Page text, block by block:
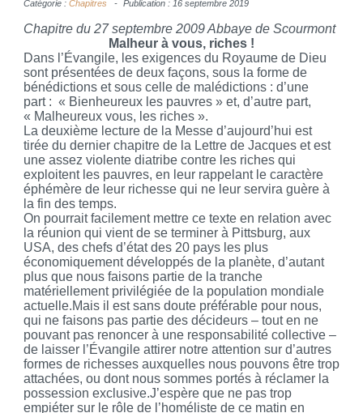
Catégorie : Chapitres Publication : 16 septembre 2019
Chapitre du 27 septembre 2009Abbaye de Scourmont
Malheur à vous, riches !
Dans l’Évangile, les exigences du Royaume de Dieu
sont présentées de deux façons, sous la forme de
bénédictions et sous celle de malédictions : d’une
part : « Bienheureux les pauvres » et, d’autre part,
« Malheureux vous, les riches ».
La deuxième lecture de la Messe d’aujourd’hui est
tirée du dernier chapitre de la Lettre de Jacques et est
une assez violente diatribe contre les riches qui
exploitent les pauvres, en leur rappelant le caractère
éphémère de leur richesse qui ne leur servira guère à
la fin des temps.
On pourrait facilement mettre ce texte en relation avec
la réunion qui vient de se terminer à Pittsburg, aux
USA, des chefs d’état des 20 pays les plus
économiquement développés de la planète, d’autant
plus que nous faisons partie de la tranche
matériellement privilégiée de la population mondiale
actuelle.Mais il est sans doute préférable pour nous,
qui ne faisons pas partie des décideurs – tout en ne
pouvant pas renoncer à une responsabilité collective –
de laisser l’Évangile attirer notre attention sur d’autres
formes de richesses auxquelles nous pouvons être trop
attachées, ou dont nous sommes portés à réclamer la
possession exclusive.J’espère que ne pas trop
empiéter sur le rôle de l’homéliste de ce matin en